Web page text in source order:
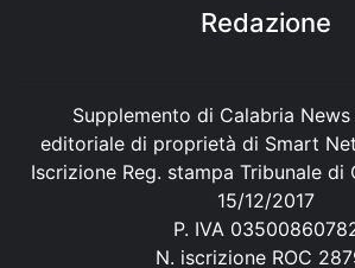
Redazione
Supplemento di Calabria
editoriale di proprietà di Smart
Iscrizione Reg. stampa Tribunale di
15/12/2017
P. IVA
N. iscrizione ROC